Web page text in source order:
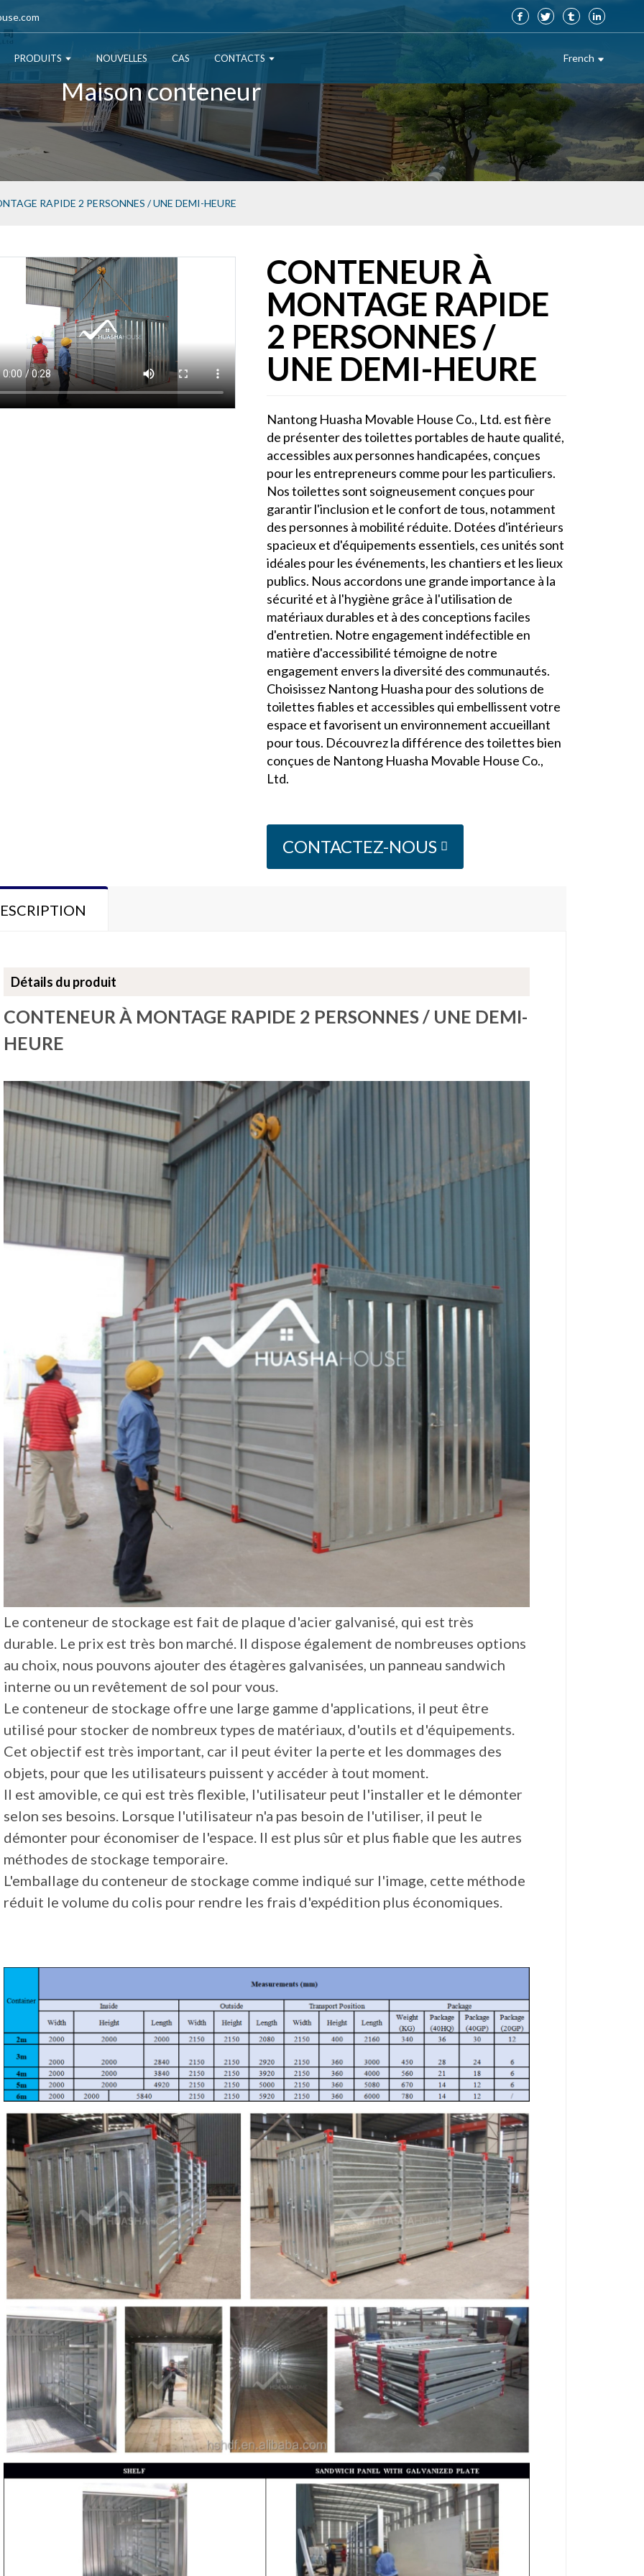
PRODUITS NOUVELLES CAS CONTACTS French
Maison conteneur
RAPIDE 2 PERSONNES / UNE DEMI-HEURE
CONTENEUR À
MONTAGE RAPIDE
2 PERSONNES /
UNE DEMI-HEURE
Nantong Huasha Movable House Co., Ltd. est fière
de présenter des toilettes portables de haute qualité,
accessibles aux personnes handicapées, conçues
pour les entrepreneurs comme pour les particuliers.
Nos toilettes sont soigneusement conçues pour
garantir l'inclusion et le confort de tous, notamment
des personnes à mobilité réduite. Dotées d'intérieurs
spacieux et d'équipements essentiels, ces unités sont
idéales pour les événements, les chantiers et les lieux
publics. Nous accordons une grande importance à la
sécurité et à l'hygiène grâce à l'utilisation de
matériaux durables et à des conceptions faciles
d'entretien. Notre engagement indéfectible en
matière d'accessibilité témoigne de notre
engagement envers la diversité des communautés.
Choisissez Nantong Huasha pour des solutions de
toilettes fiables et accessibles qui embellissent votre
espace et favorisent un environnement accueillant
pour tous. Découvrez la différence des toilettes bien
conçues de Nantong Huasha Movable House Co.,
Ltd.
CONTACTEZ-NOUS
Détails du produit
CONTENEUR À MONTAGE RAPIDE 2 PERSONNES / UNE DEMI-
HEURE
Le conteneur de stockage est fait de plaque d'acier galvanisé, qui est très
durable. Le prix est très bon marché. Il dispose également de nombreuses options
au choix, nous pouvons ajouter des étagères galvanisées, un panneau sandwich
interne ou un revêtement de sol pour vous.
Le conteneur de stockage offre une large gamme d'applications, il peut être
utilisé pour stocker de nombreux types de matériaux, d'outils et d'équipements.
Cet objectif est très important, car il peut éviter la perte et les dommages des
objets, pour que les utilisateurs puissent y accéder à tout moment.
Il est amovible, ce qui est très flexible, l'utilisateur peut l'installer et le démonter
selon ses besoins. Lorsque l'utilisateur n'a pas besoin de l'utiliser, il peut le
démonter pour économiser de l'espace. Il est plus sûr et plus fiable que les autres
méthodes de stockage temporaire.
L'emballage du conteneur de stockage comme indiqué sur l'image, cette méthode
réduit le volume du colis pour rendre les frais d'expédition plus économiques.